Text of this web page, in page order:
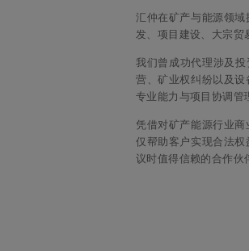
汇仲在矿产与能源领
发、项目建设、大宗贸
我们曾成功代理涉及
营、矿业权纠纷以及
专业能力与项目协调管
凭借对矿产能源行业
仅帮助客户实现合法
议时值得信赖的合作伙